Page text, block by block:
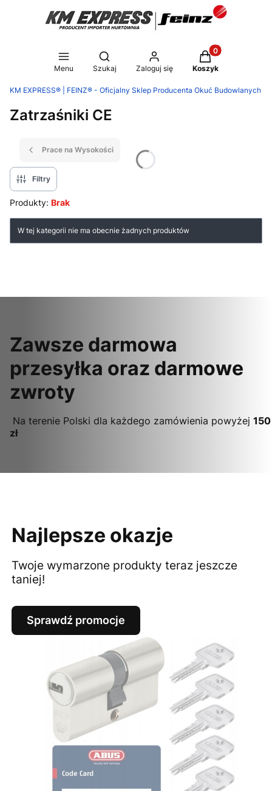
Menu
Otwórz wyszukiwarkę
Szukaj Zaloguj się
Produkty w
Koszyk
KM EXPRESS® | FEINZ® - Oficjalny Sklep Producenta Okuć Budowlanych
Zatrzaśniki CE
Prace na Wysokości
Filtry
Produkty: Brak
Lista produktów
W tej kategorii nie ma obecnie żadnych produktów
Zawsze darmowa
przesyłka oraz darmowe
zwroty
Na terenie Polski dla każdego zamówienia powyżej 150
zł
Najlepsze okazje
Twoje wymarzone produkty teraz jeszcze
taniej!
Sprawdź promocje